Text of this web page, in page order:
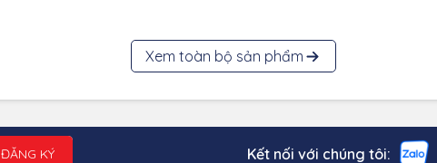
Xem toàn bộ sản phẩm
ĐĂNG KÝ Kết nối với chúng tôi: